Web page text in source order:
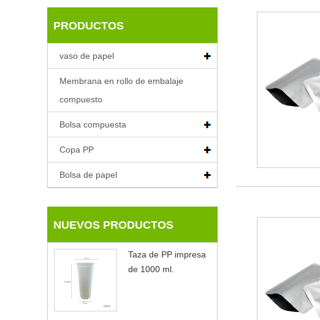
PRODUCTOS
vaso de papel
Membrana en rollo de embalaje
compuesto
Bolsa compuesta
Copa PP
Bolsa de papel
NUEVOS PRODUCTOS
Taza de PP impresa
de 1000 ml.